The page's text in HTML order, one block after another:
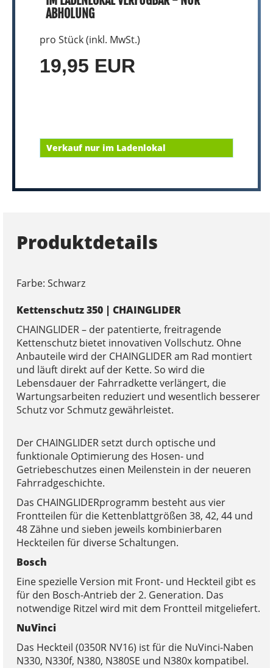
ABHOLUNG
pro Stück (inkl. MwSt.)
19,95 EUR
Verkauf nur im Ladenlokal
Produktdetails
Farbe: Schwarz
Kettenschutz 350 | CHAINGLIDER
CHAINGLIDER – der patentierte, freitragende
Kettenschutz bietet innovativen Vollschutz. Ohne
Anbauteile wird der CHAINGLIDER am Rad montiert
und läuft direkt auf der Kette. So wird die
Lebensdauer der Fahrradkette verlängert, die
Wartungsarbeiten reduziert und wesentlich besserer
Schutz vor Schmutz gewährleistet.
Der CHAINGLIDER setzt durch optische und
funktionale Optimierung des Hosen- und
Getriebeschutzes einen Meilenstein in der neueren
Fahrradgeschichte.
Das CHAINGLIDERprogramm besteht aus vier
Frontteilen für die Kettenblattgrößen 38, 42, 44 und
48 Zähne und sieben jeweils kombinierbaren
Heckteilen für diverse Schaltungen.
Bosch
Eine spezielle Version mit Front- und Heckteil gibt es
für den Bosch-Antrieb der 2. Generation. Das
notwendige Ritzel wird mit dem Frontteil mitgeliefert.
NuVinci
Das Heckteil (0350R NV16) ist für die NuVinci-Naben
N330, N330f, N380, N380SE und N380x kompatibel.